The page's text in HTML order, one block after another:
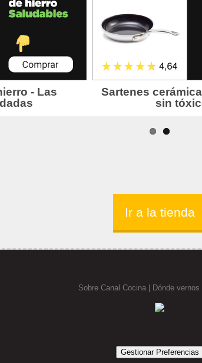
Ir a la tienda
Sobre Canal Cocina| Dónde vernos |
Gestionar Preferencias